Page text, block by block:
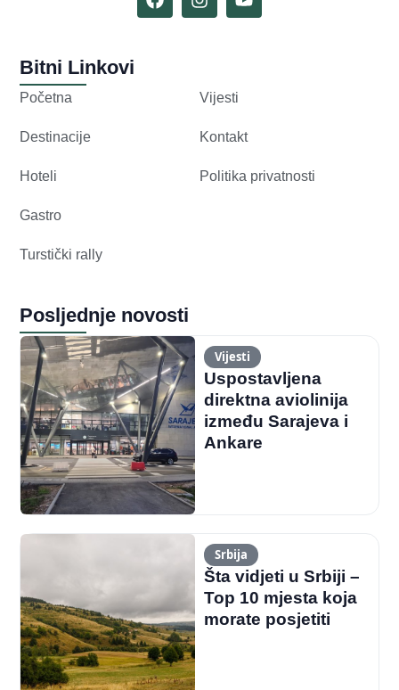
Bitni Linkovi
Početna
Destinacije
Hoteli
Gastro
Turstički rally
Vijesti
Kontakt
Politika privatnosti
Posljednje novosti
Vijesti
Uspostavljena
direktna aviolinija
između Sarajeva i
Ankare
Srbija
Šta vidjeti u Srbiji –
Top 10 mjesta koja
morate posjetiti